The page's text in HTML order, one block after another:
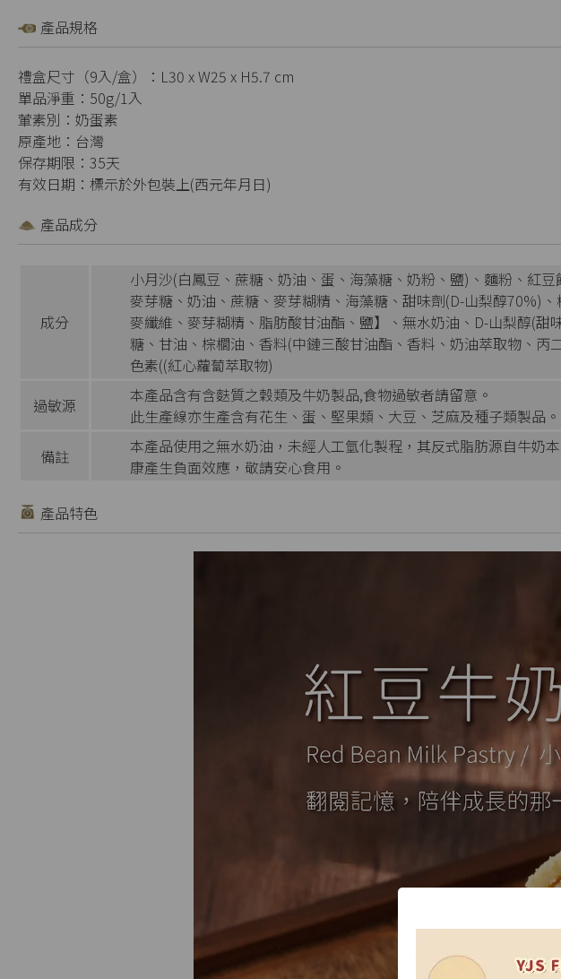
產品規格
禮盒尺寸（9入/盒）：L30 x W25 x H5.7 cm
單品淨重：50g/1入
葷素別：奶蛋素
原產地：台灣
保存期限：35天
有效日期：標示於外包裝上(西元年月日)
產品成分
成分
小月沙(白鳳豆、蔗糖、奶油、蛋、海藻糖、奶粉、鹽)、麵粉、紅豆
麥芽糖、奶油、蔗糖、麥芽糊精、海藻糖、甜味劑(D-山梨醇70%)
麥纖維、麥芽糊精、脂肪酸甘油酯、鹽】、無水奶油、D-山梨醇(甜
糖、甘油、棕櫚油、香料(中鏈三酸甘油酯、香料、奶油萃取物、丙
色素((紅心蘿蔔萃取物)
過敏源
本產品含有含麩質之穀類及牛奶製品,食物過敏者請留意。
此生產線亦生產含有花生、蛋、堅果類、大豆、芝麻及種子類製品。
備註
本產品使用之無水奶油，未經人工氫化製程，其反式脂肪源自牛奶
康產生負面效應，敬請安心食用。
產品特色